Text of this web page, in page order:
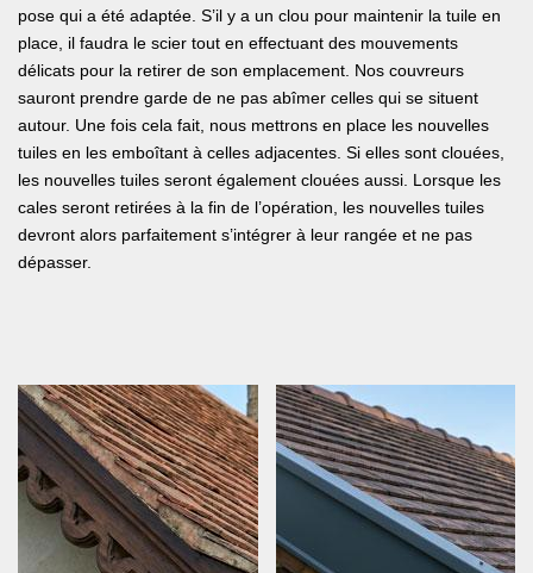
pose qui a été adaptée. S’il y a un clou pour maintenir la tuile en
place, il faudra le scier tout en effectuant des mouvements
délicats pour la retirer de son emplacement. Nos couvreurs
sauront prendre garde de ne pas abîmer celles qui se situent
autour. Une fois cela fait, nous mettrons en place les nouvelles
tuiles en les emboîtant à celles adjacentes. Si elles sont clouées,
les nouvelles tuiles seront également clouées aussi. Lorsque les
cales seront retirées à la fin de l’opération, les nouvelles tuiles
devront alors parfaitement s’intégrer à leur rangée et ne pas
dépasser.